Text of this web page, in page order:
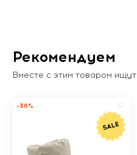
Рекомендуем
Вместе с этим товаром ищут
-36%